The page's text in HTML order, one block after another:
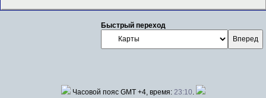
Быстрый переход
Часовой пояс GMT +4, время: 23:10